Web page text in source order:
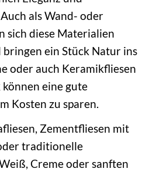
als Wand- oder
sich diese Materialien
ein Stück Natur ins
oder auch Keramikfliesen
eine gute
Kosten zu sparen.
Zementfliesen mit
traditionelle
Creme oder sanften